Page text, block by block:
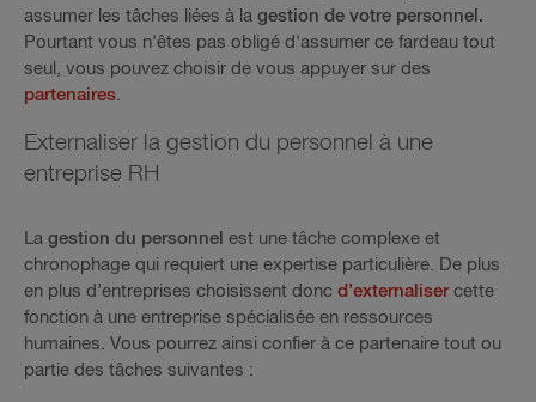
assumer les tâches liées à la gestion de votre personnel.
Pourtant vous n'êtes pas obligé d'assumer ce fardeau tout
seul, vous pouvez choisir de vous appuyer sur des
partenaires
Externaliser la gestion du personnel à une
entreprise RH
La gestion du personnel est une tâche complexe et
chronophage qui requiert une expertise particulière. De plus
en plus d’entreprises choisissent donc d’externalisercette
fonction à une entreprise spécialisée en ressources
humaines. Vous pourrez ainsi confier à ce partenaire tout ou
partie des tâches suivantes :